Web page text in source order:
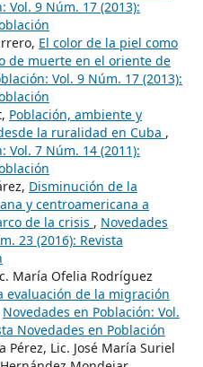
Vol. 9 Núm. 17 (2013):
El color de la piel como
de muerte en el oriente de
Vol. 9 Núm. 17 (2013):
Población, ambiente y
la ruralidad en Cuba ,
Vol. 7 Núm. 14 (2011):
Disminución de la
y centroamericana a
de la crisis , Novedades
23 (2016): Revista
María Ofelia Rodríguez
evaluación de la migración
Novedades en Población: Vol.
Novedades en Población
Pérez, Lic. José María Suriel